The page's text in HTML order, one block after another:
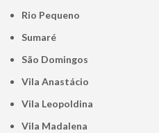
Rio Pequeno
Sumaré
São Domingos
Vila Anastácio
Vila Leopoldina
Vila Madalena